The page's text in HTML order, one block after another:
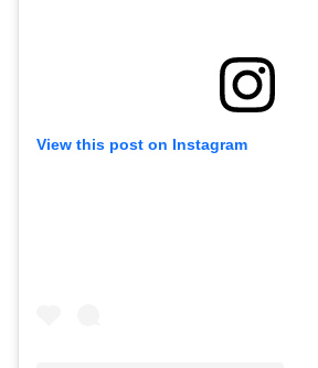
View this post on Instagram